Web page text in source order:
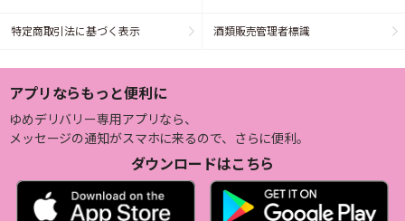
特定商取引法に基づく表示 酒類販売管理者標識
アプリならもっと便利に
ゆめデリバリー専用アプリなら、
メッセージの通知がスマホに来るので、さらに便利。
ダウンロードはこちら